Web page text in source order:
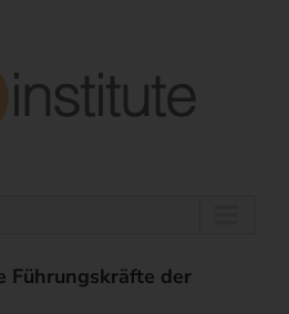
Führungskräfte der